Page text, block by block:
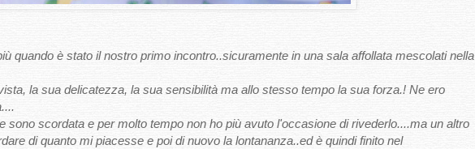
quando è stato il nostro primo incontro..sicuramente in una sala affollata mescolati nella
la sua delicatezza, la sua sensibilità ma allo stesso tempo la sua forza.! Ne ero
sono scordata e per molto tempo non ho più avuto l'occasione di rivederlo....ma un altro
di quanto mi piacesse e poi di nuovo la lontananza..ed è quindi finito nel